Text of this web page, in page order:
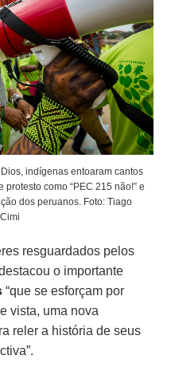
indígenas entoaram cantos
como “PEC 215 não!” e
dos peruanos. Foto: Tiago
resguardados pelos
o importante
“que se esforçam por
vista, uma nova
reler a história de seus